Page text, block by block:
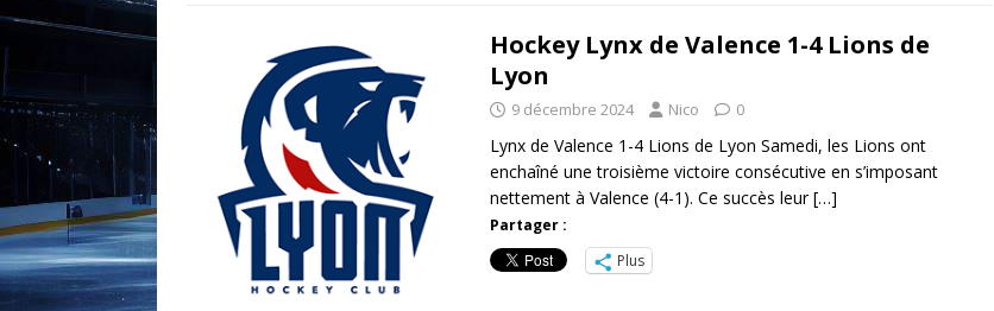
Hockey Lynx de Valence 1-4 Lions de
Lyon
9 décembre 2024 Nico 0
Lynx de Valence 1-4 Lions de Lyon Samedi, les Lions ont
enchaîné une troisième victoire consécutive en s’imposant
nettement à Valence (4-1). Ce succès leur[…]
Partager :
Plus